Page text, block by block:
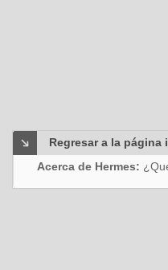
Regresar a la página
Acerca de Hermes: